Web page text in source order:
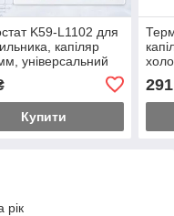
K59-L1102 для
капіляр
універсальний
Купити
291
рік